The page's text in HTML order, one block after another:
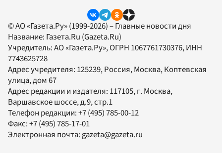
© АО «Газета.Ру» (1999-2026) – Главные новости дня
Название: Газета.Ru (Gazeta.Ru)
Учредитель:АО «Газета.Ру», ОГРН 1067761730376, ИНН
7743625728
Адрес учредителя: 125239, Россия, Москва, Коптевская
улица, дом 67
Адрес редакции и издателя: 117105, г. Москва,
Варшавское шоссе, д.9, стр.1
Телефон редакции:+7 (495) 785-00-12
Факс:+7 (495) 785-17-01
Электронная почта: gazeta@gazeta.ru